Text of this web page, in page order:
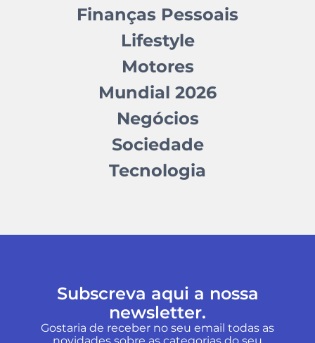
Finanças Pessoais
Lifestyle
Motores
Mundial 2026
Negócios
Sociedade
Tecnologia
Subscreva aqui a nossa
newsletter.
Gostaria de receber no seu email todas as